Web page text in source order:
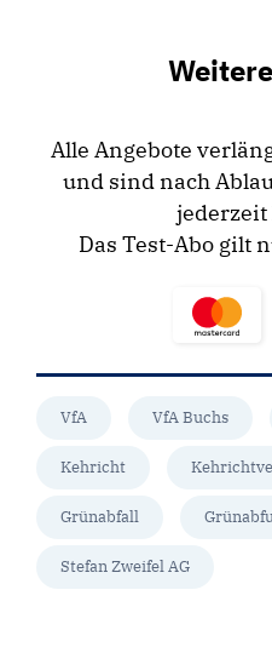
Alle Angebote
und sind nach
Das Test-Abo gilt
VfA VfA Buchs
Kehricht
Grünabfall
Stefan Zweifel AG